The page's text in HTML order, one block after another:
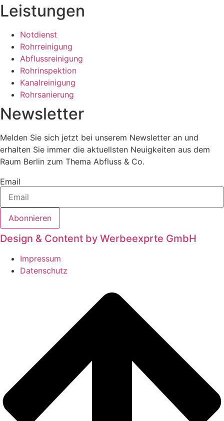
Leistungen
Notdienst
Rohrreinigung
Abflussreinigung
Rohrinspektion
Kanalreinigung
Rohrsanierung
Newsletter
Melden Sie sich jetzt bei unserem Newsletter an und
erhalten Sie immer die aktuellsten Neuigkeiten aus dem
Raum Berlin zum Thema Abfluss & Co.
Email
Abonnieren
Design & Content by Werbeexprte GmbH
Impressum
Datenschutz